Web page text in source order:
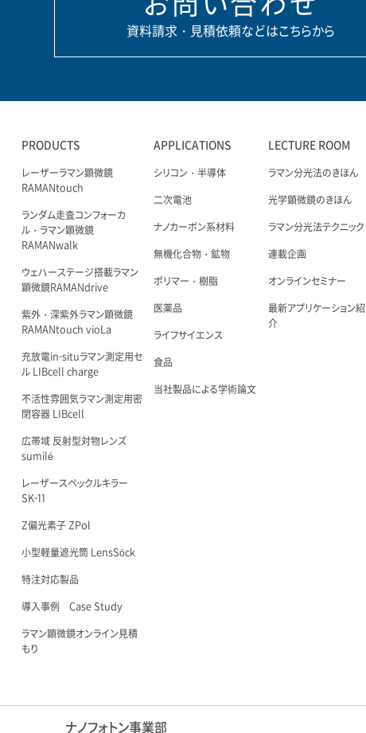
資料請求・見積依頼などはこちらから
PRODUCTS
レーザーラマン顕微鏡
RAMANtouch
ランダム走査コンフォーカ
ル・ラマン顕微鏡
RAMANwalk
ウェハーステージ搭載ラマン
顕微鏡RAMANdrive
紫外・深紫外ラマン顕微鏡
RAMANtouch vioLa
充放電in-situラマン測定用セ
ル LIBcell charge
不活性雰囲気ラマン測定用密
閉容器 LIBcell
広帯域 反射型対物レンズ
sumilé
レーザースペックルキラー
SK-11
Z偏光素子 ZPol
小型軽量遮光筒 LensSöck
特注対応製品
導入事例 Case Study
ラマン顕微鏡オンライン見積
もり
APPLICATIONS
シリコン・半導体
二次電池
ナノカーボン系材料
無機化合物・鉱物
ポリマー・樹脂
医薬品
ライフサイエンス
食品
当社製品による学術論文
LECTURE ROOM
ラマン分光法のきほん
光学顕微鏡のきほん
ラマン分光法テクニック
連載企画
オンラインセミナー
最新アプリケーション紹
介
ナノフォトン事業部